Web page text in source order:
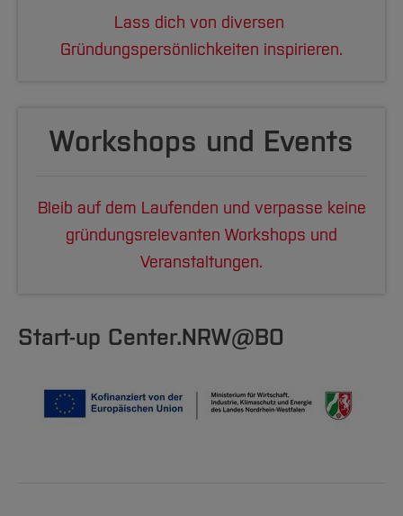
Lass dich von diversen
Gründungspersönlichkeiten inspirieren.
Workshops und Events
Bleib auf dem Laufenden und verpasse keine
gründungsrelevanten Workshops und
Veranstaltungen.
Start-up Center.NRW@BO